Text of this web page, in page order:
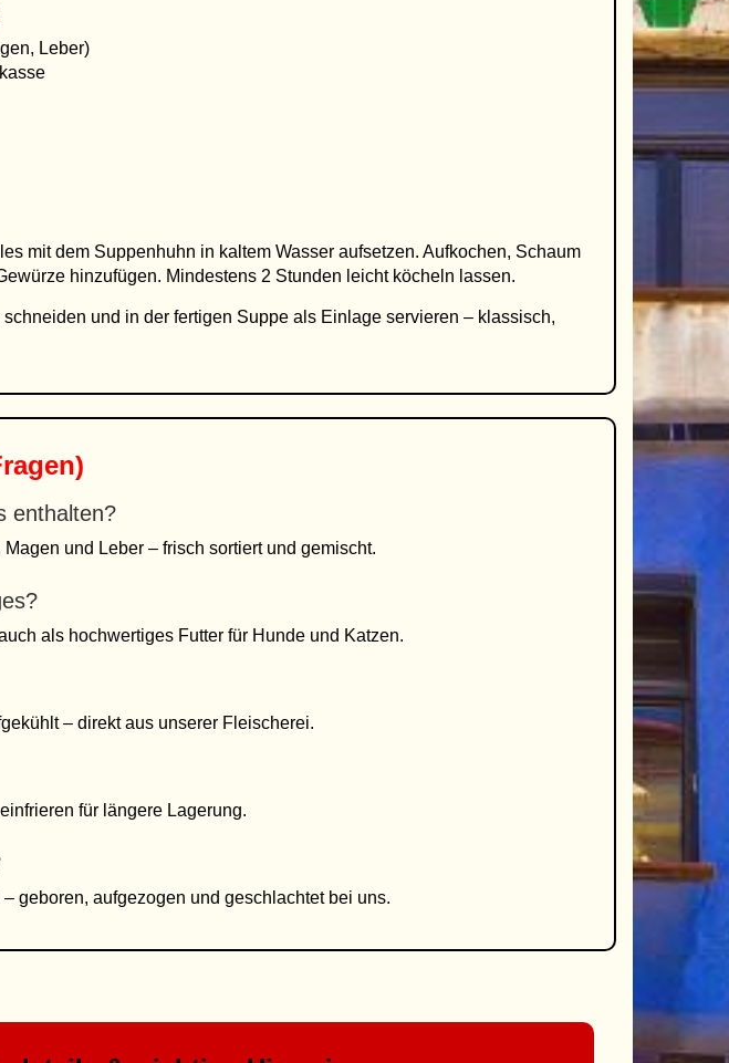
Leber)
mit dem Suppenhuhn in kaltem Wasser aufsetzen. Aufkochen, Schaum
hinzufügen. Mindestens 2 Stunden leicht köcheln lassen.
und in der fertigen Suppe als Einlage servieren – klassisch,
enthalten?
und Leber – frisch sortiert und gemischt.
als hochwertiges Futter für Hunde und Katzen.
– direkt aus unserer Fleischerei.
für längere Lagerung.
geboren, aufgezogen und geschlachtet bei uns.